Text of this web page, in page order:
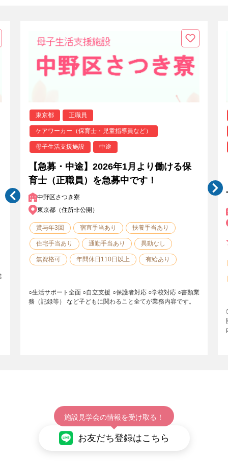
東京都 正職員
ケアワーカー（保育士・児童指導員など）
母子生活支援施設 中途
【急募・中途】2026年1月より働ける保
育士（正職員）を急募中です！
中野区さつき寮
東京都（住所非公開）
賞与年3回 宿直手当あり 扶養手当あり
住宅手当あり 通勤手当あり 異動なし
無資格可 年間休日110日以上 有給あり
○生活サポート全面 ○自立支援 ○保護者対応 ○学校対応 ○書類業
務（記録等） など子どもに関わること全てが業務内容です。
施設見学会の情報を受け取る！
お友だち登録はこちら